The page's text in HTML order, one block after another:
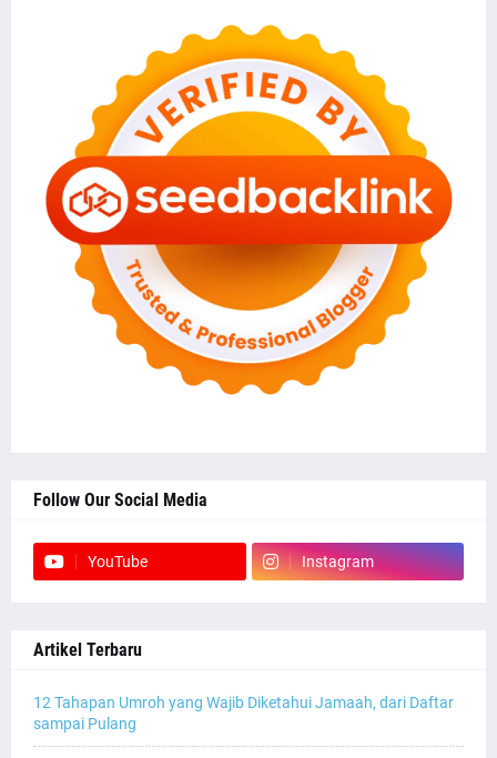
Follow Our Social Media
YouTube Instagram
Artikel Terbaru
12 Tahapan Umroh yang Wajib Diketahui Jamaah, dari Daftar
sampai Pulang